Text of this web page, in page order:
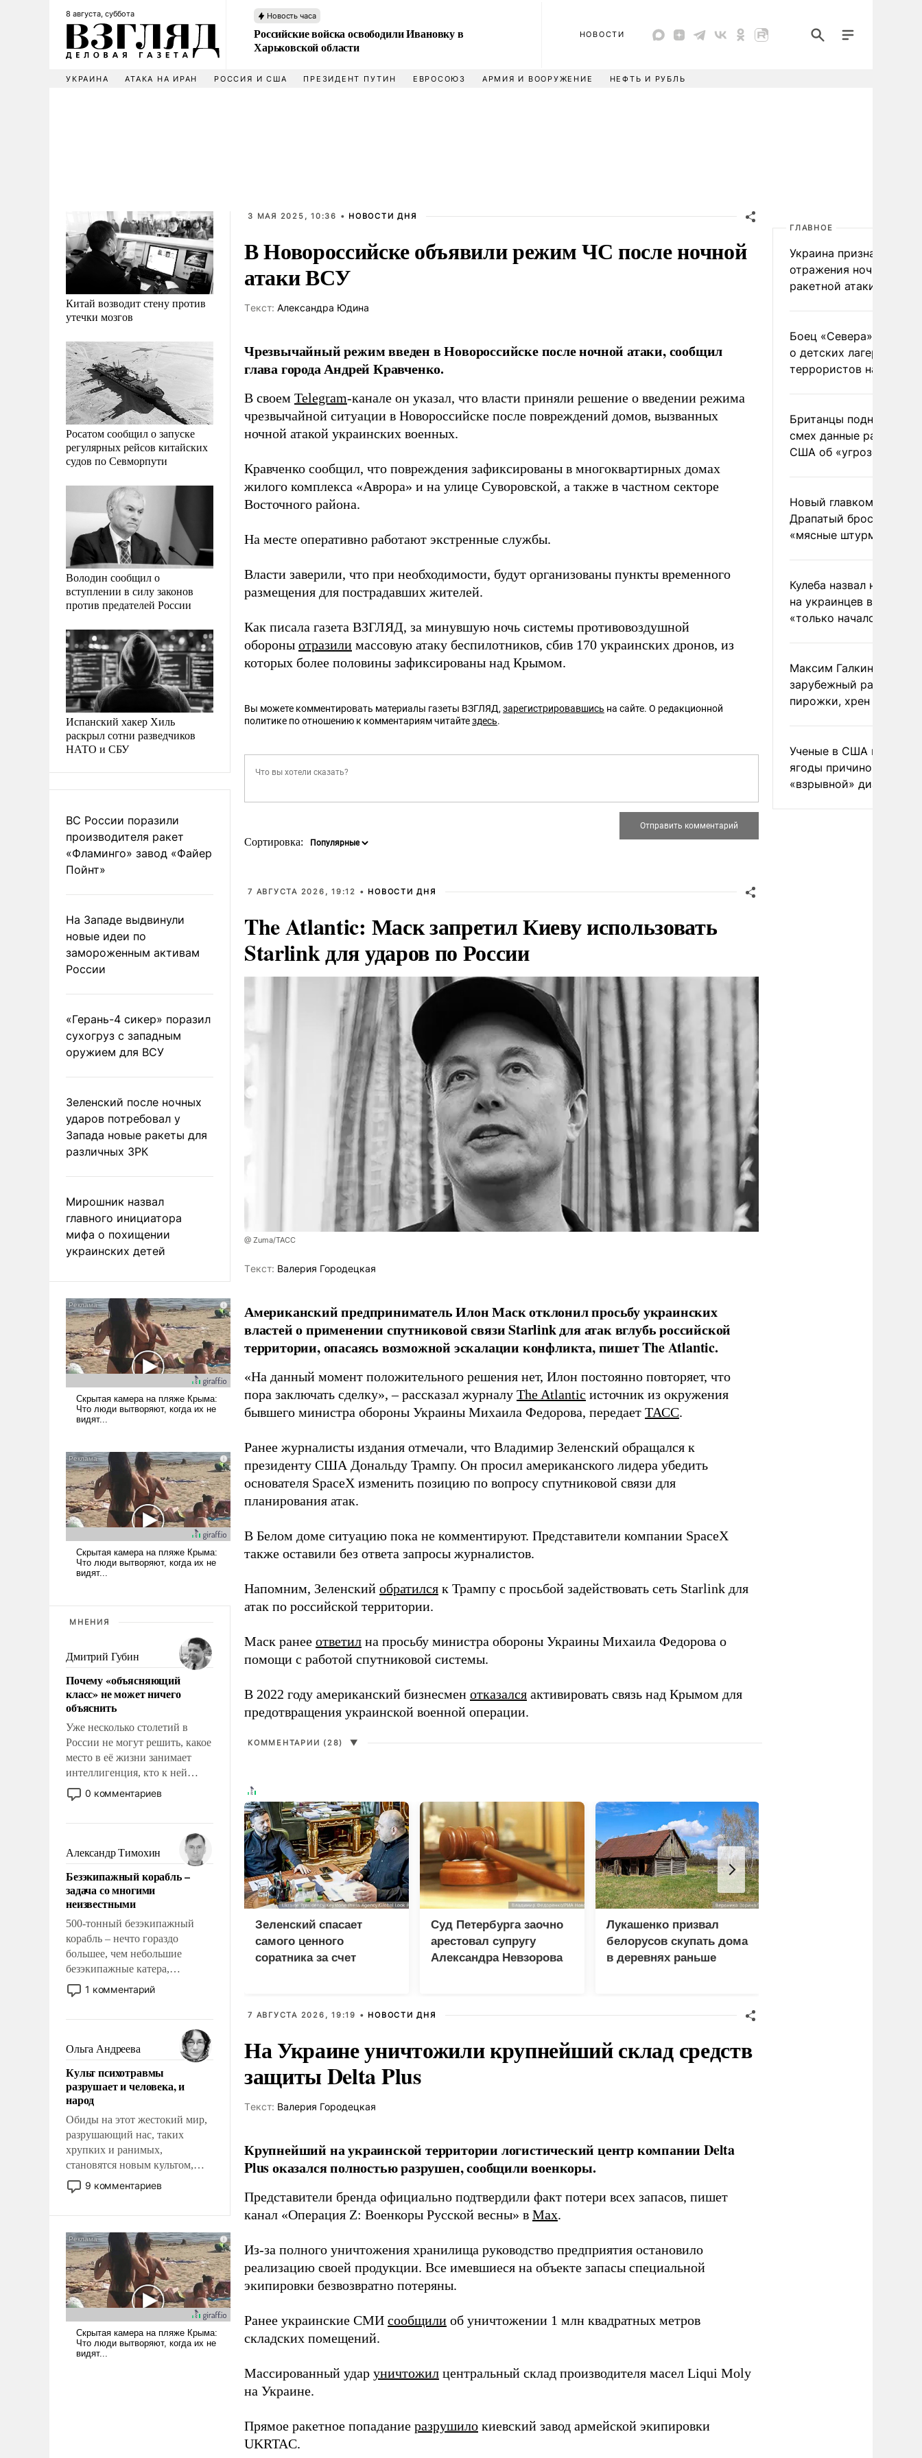
8 августа, суббота Новость часа
Российские войска освободили Ивановку в
Харьковской области
НОВОСТИ
УКРАИНА АТАКА НА ИРАН РОССИЯ И США ПРЕЗИДЕНТ ПУТИН ЕВРОСОЮЗ АРМИЯ И ВООРУЖЕНИЕ НЕФТЬ И РУБЛЬ
Китай возводит стену против
утечки мозгов
Росатом сообщил о запуске
регулярных рейсов китайских
судов по Севморпути
Володин сообщил о
вступлении в силу законов
против предателей России
Испанский хакер Хиль
раскрыл сотни разведчиков
НАТО и СБУ
ВС России поразили
производителя ракет
«Фламинго» завод «Файер
Пойнт»
На Западе выдвинули
новые идеи по
замороженным активам
России
«Герань-4 сикер» поразил
сухогруз с западным
оружием для ВСУ
Зеленский после ночных
ударов потребовал у
Запада новые ракеты для
различных ЗРК
Мирошник назвал
главного инициатора
мифа о похищении
украинских детей
МНЕНИЯ
Дмитрий Губин
Почему «объясняющий
класс» не может ничего
объяснить
Уже несколько столетий в
России не могут решить, какое
место в её жизни занимает
интеллигенция, кто к ней
принадлежит, а кого из неё
исключили с правом
чем она отличается от просто
образованных людей. Иногда
казалось, что эти вопросы
решены раз и навсегда, но –
нет, не решены.
0 комментариев
Александр Тимохин
Безэкипажный корабль –
задача со многими
неизвестными
500-тонный безэкипажный
корабль – нечто гораздо
большее, чем небольшие
безэкипажные катера,
применение которых уже
стало обыденностью. Задача по
сложна и амбициозна. Однако
и ее реализация радикально
поднимет наши боевые
возможности.
1 комментарий
Ольга Андреева
Культ психотравмы
разрушает и человека, и
народ
Обиды на этот жестокий мир,
разрушающий нас, таких
хрупких и ранимых,
становятся новым культом,
постепенно вытесняя и
отменяя традиционное
ударами судьбы, брать на себя
ответственность, помогать
слабым, идти вперед и
адаптироваться.
9 комментариев
3 МАЯ 2025, 10:36 • НОВОСТИ ДНЯ
В Новороссийске объявили режим ЧС после ночной
атаки ВСУ
Tекст: Александра Юдина
Чрезвычайный режим введен в Новороссийске после ночной атаки, сообщил
глава города Андрей Кравченко.
В своем Telegram-канале он указал, что власти приняли решение о введении режима
чрезвычайной ситуации в Новороссийске после повреждений домов, вызванных
ночной атакой украинских военных.
Кравченко сообщил, что повреждения зафиксированы в многоквартирных домах
жилого комплекса «Аврора» и на улице Суворовской, а также в частном секторе
Восточного района.
На месте оперативно работают экстренные службы.
Власти заверили, что при необходимости, будут организованы пункты временного
размещения для пострадавших жителей.
Как писала газета ВЗГЛЯД, за минувшую ночь системы противовоздушной
обороны отразили массовую атаку беспилотников, сбив 170 украинских дронов, из
которых более половины зафиксированы над Крымом.
Вы можете комментировать материалы газеты ВЗГЛЯД, зарегистрировавшись на сайте. О редакционной
политике по отношению к комментариям читайтездесь.
Сортировка:
7 АВГУСТА 2026, 19:12 • НОВОСТИ ДНЯ
The Atlantic: Маск запретил Киеву использовать
Starlink для ударов по России
@ Zuma/ТАСС
Tекст: Валерия Городецкая
Американский предприниматель Илон Маск отклонил просьбу украинских
властей о применении спутниковой связи Starlink для атак вглубь российской
территории, опасаясь возможной эскалации конфликта, пишет The Atlantic.
«На данный момент положительного решения нет, Илон постоянно повторяет, что
пора заключать сделку», – рассказал журналу The Atlantic источник из окружения
бывшего министра обороны Украины Михаила Федорова, передает ТАСС.
Ранее журналисты издания отмечали, что Владимир Зеленский обращался к
президенту США Дональду Трампу. Он просил американского лидера убедить
основателя SpaceX изменить позицию по вопросу спутниковой связи для
планирования атак.
В Белом доме ситуацию пока не комментируют. Представители компании SpaceX
также оставили без ответа запросы журналистов.
Напомним, Зеленский обратился к Трампу с просьбой задействовать сеть Starlink для
атак по российской территории.
Маск ранее ответил на просьбу министра обороны Украины Михаила Федорова о
помощи с работой спутниковой системы.
В 2022 году американский бизнесмен отказался активировать связь над Крымом для
предотвращения украинской военной операции.
КОММЕНТАРИИ (28) ▼
Зеленский спасает
самого ценного
соратника за счет
Суд Петербурга заочно
арестовал супругу
Александра Невзорова
Лукашенко призвал
белорусов скупать дома
в деревнях раньше
7 АВГУСТА 2026, 19:19 • НОВОСТИ ДНЯ
На Украине уничтожили крупнейший склад средств
защиты Delta Plus
Tекст: Валерия Городецкая
Крупнейший на украинской территории логистический центр компании Delta
Plus оказался полностью разрушен, сообщили военкоры.
Представители бренда официально подтвердили факт потери всех запасов, пишет
канал «Операция Z: Военкоры Русской весны» в Max.
Из-за полного уничтожения хранилища руководство предприятия остановило
реализацию своей продукции. Все имевшиеся на объекте запасы специальной
экипировки безвозвратно потеряны.
Ранее украинские СМИ сообщили об уничтожении 1 млн квадратных метров
складских помещений.
Массированный удар уничтожил центральный склад производителя масел Liqui Moly
на Украине.
Прямое ракетное попадание разрушило киевский завод армейской экипировки
UKRTAC.
ГЛАВНОЕ
Украина признала
отражения ночной
ракетной атаки
Боец «Севера»
о детских лагерях
террористов на
Британцы подняли на
смех данные разведки
США об «угрозе
Новый главком ВСУ
Драпатый бросил
«мясные штурмы»
Кулеба назвал
на украинцев в Польше
«только началом»
Максим Галкин
зарубежный райдер
пирожки, хрен и морс
Ученые в США назвали
ягоды причиной
«взрывной» диареи